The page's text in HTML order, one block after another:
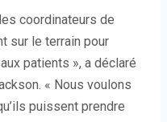
coordinateurs de
sur le terrain pour
patients », a déclaré
« Nous voulons
puissent prendre